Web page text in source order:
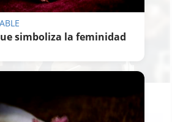
simboliza la feminidad